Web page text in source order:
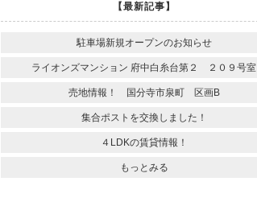
【最新記事】
駐車場新規オープンのお知らせ
ライオンズマンション 府中白糸台第２ ２０９号室
売地情報！ 国分寺市泉町 区画B
集合ポストを交換しました！
４LDKの賃貸情報！
もっとみる